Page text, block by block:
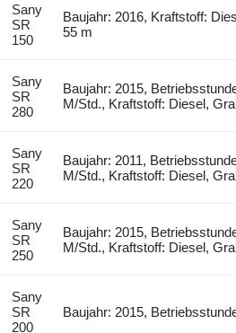
Sany
SR
150
Baujahr: 2016, Kraftstoff:
55 m
Sany
SR
280
Baujahr: 2015,
M/Std., Kraftstoff: Diesel,
Sany
SR
220
Baujahr: 2011,
M/Std., Kraftstoff: Diesel,
Sany
SR
250
Baujahr: 2015,
M/Std., Kraftstoff: Diesel,
Sany
SR
200
Baujahr: 2015,